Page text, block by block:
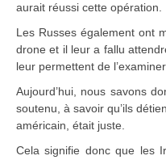
aurait réussi cette opération.
Les Russes également ont
drone et il leur a fallu
leur permettent de
Aujourd’hui, nous savons
soutenu, à savoir qu’ils
américain, était juste.
Cela signifie donc que les